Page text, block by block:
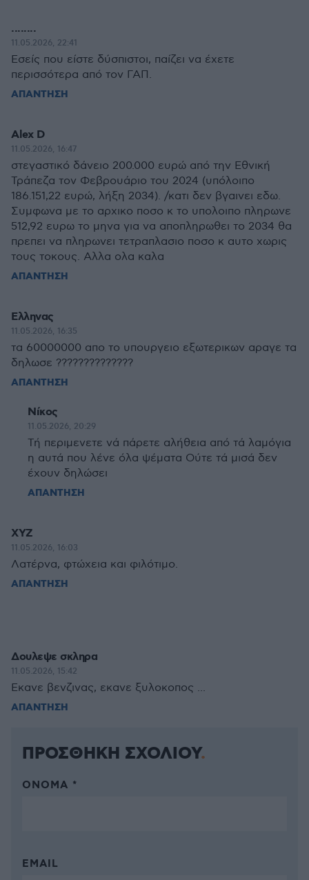
........
11.05.2026, 22:41
Εσείς που είστε δύσπιστοι, παίζει να έχετε
περισσότερα από τον ΓΑΠ.
ΑΠΑΝΤΗΣΗ
Alex D
11.05.2026, 16:47
στεγαστικό δάνειο 200.000 ευρώ από την Εθνική
Τράπεζα τον Φεβρουάριο του 2024 (υπόλοιπο
186.151,22 ευρώ, λήξη 2034). /κατι δεν βγαινει εδω.
Συμφωνα με το αρχικο ποσο κ το υπολοιπο πληρωνε
512,92 ευρω το μηνα για να αποπληρωθει το 2034 θα
πρεπει να πληρωνει τετραπλασιο ποσο κ αυτο χωρις
τους τοκους. Αλλα ολα καλα
ΑΠΑΝΤΗΣΗ
Ελληνας
11.05.2026, 16:35
τα 60000000 απο το υπουργειο εξωτερικων αραγε τα
δηλωσε ??????????????
ΑΠΑΝΤΗΣΗ
Νίκος
11.05.2026, 20:29
Τή περιμενετε νά πάρετε αλήθεια από τά λαμόγια
η αυτά που λένε όλα ψέματα Ούτε τά μισά δεν
έχουν δηλώσει
ΑΠΑΝΤΗΣΗ
XYZ
11.05.2026, 16:03
Λατέρνα, φτώχεια και φιλότιμο.
ΑΠΑΝΤΗΣΗ
Δουλεψε σκληρα
11.05.2026, 15:42
Εκανε βενζινας, εκανε ξυλοκοπος ...
ΑΠΑΝΤΗΣΗ
ΠΡΟΣΘΗΚΗ ΣΧΟΛΙΟΥ
ΌΝΟΜΑ *
EMAIL